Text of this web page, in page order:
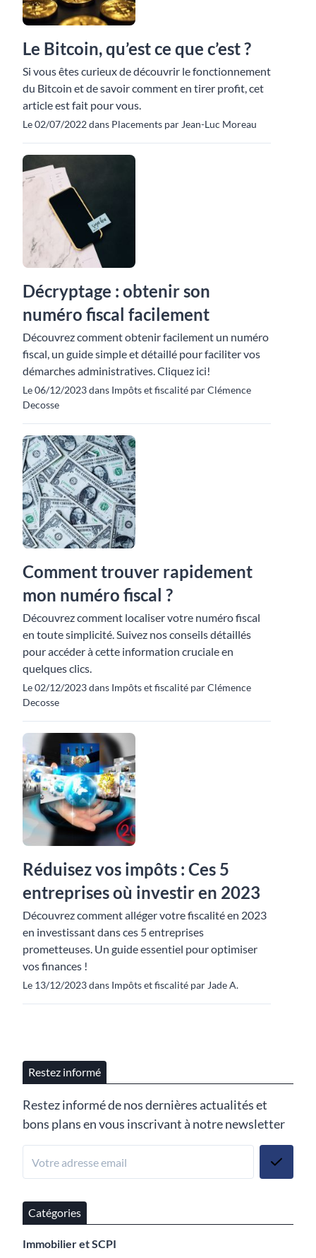
Le Bitcoin, qu’est ce que c’est ?
Si vous êtes curieux de découvrir le fonctionnement
du Bitcoin et de savoir comment en tirer profit, cet
article est fait pour vous.
Le 02/07/2022 dans Placements par Jean-Luc Moreau
Décryptage : obtenir son
numéro fiscal facilement
Découvrez comment obtenir facilement un numéro
fiscal, un guide simple et détaillé pour faciliter vos
démarches administratives. Cliquez ici!
Le 06/12/2023 dans Impôts et fiscalité par Clémence
Decosse
Comment trouver rapidement
mon numéro fiscal ?
Découvrez comment localiser votre numéro fiscal
en toute simplicité. Suivez nos conseils détaillés
pour accéder à cette information cruciale en
quelques clics.
Le 02/12/2023 dans Impôts et fiscalité par Clémence
Decosse
Réduisez vos impôts : Ces 5
entreprises où investir en 2023
Découvrez comment alléger votre fiscalité en 2023
en investissant dans ces 5 entreprises
prometteuses. Un guide essentiel pour optimiser
vos finances !
Le 13/12/2023 dans Impôts et fiscalité par Jade A.
Restez informé
Restez informé de nos dernières actualités et
bons plans en vous inscrivant à notre newsletter
Catégories
Immobilier et SCPI